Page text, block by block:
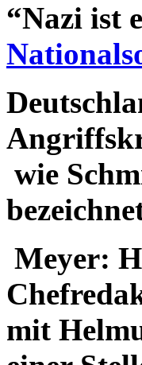
“Nazi ist
wie
Meyer:
mit